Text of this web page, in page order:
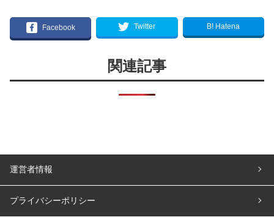
Facebook Twitter B! Hatena
関連記事
運営者情報
プライバシーポリシー